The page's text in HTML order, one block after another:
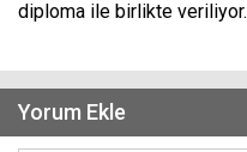
diploma ile birlikte veriliyor.
Yorum Ekle